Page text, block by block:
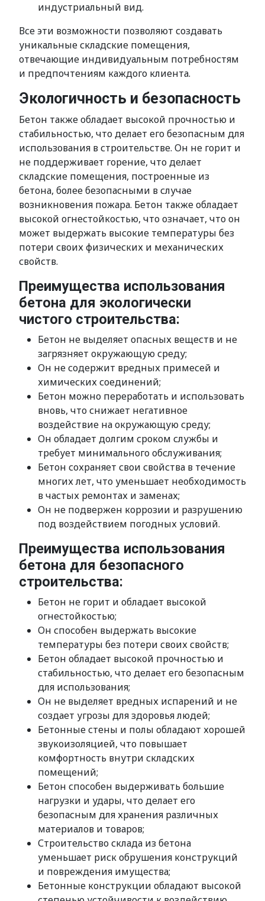
индустриальный вид.
Все эти возможности позволяют создавать
уникальные складские помещения,
отвечающие индивидуальным потребностям
и предпочтениям каждого клиента.
Экологичность и безопасность
Бетон также обладает высокой прочностью и
стабильностью, что делает его безопасным для
использования в строительстве. Он не горит и
не поддерживает горение, что делает
складские помещения, построенные из
бетона, более безопасными в случае
возникновения пожара. Бетон также обладает
высокой огнестойкостью, что означает, что он
может выдержать высокие температуры без
потери своих физических и механических
свойств.
Преимущества использования
бетона для экологически
чистого строительства:
Бетон не выделяет опасных веществ и не
загрязняет окружающую среду;
Он не содержит вредных примесей и
химических соединений;
Бетон можно переработать и использовать
вновь, что снижает негативное
воздействие на окружающую среду;
Он обладает долгим сроком службы и
требует минимального обслуживания;
Бетон сохраняет свои свойства в течение
многих лет, что уменьшает необходимость
в частых ремонтах и заменах;
Он не подвержен коррозии и разрушению
под воздействием погодных условий.
Преимущества использования
бетона для безопасного
строительства:
Бетон не горит и обладает высокой
огнестойкостью;
Он способен выдержать высокие
температуры без потери своих свойств;
Бетон обладает высокой прочностью и
стабильностью, что делает его безопасным
для использования;
Он не выделяет вредных испарений и не
создает угрозы для здоровья людей;
Бетонные стены и полы обладают хорошей
звукоизоляцией, что повышает
комфортность внутри складских
помещений;
Бетон способен выдерживать большие
нагрузки и удары, что делает его
безопасным для хранения различных
материалов и товаров;
Строительство склада из бетона
уменьшает риск обрушения конструкций
и повреждения имущества;
Бетонные конструкции обладают высокой